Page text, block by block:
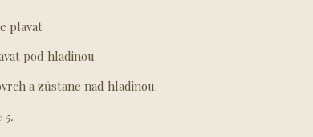
plavat
pod hladinou
a zůstane nad hladinou.
5.